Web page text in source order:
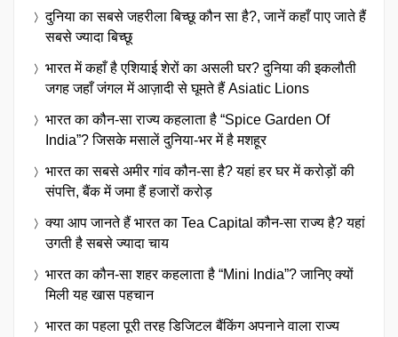
दुनिया का सबसे जहरीला बिच्छू कौन सा है?, जानें कहाँ पाए जाते हैं
सबसे ज्यादा बिच्छू
भारत में कहाँ है एशियाई शेरों का असली घर? दुनिया की इकलौती
जगह जहाँ जंगल में आज़ादी से घूमते हैं Asiatic Lions
भारत का कौन-सा राज्य कहलाता है “Spice Garden Of
India”? जिसके मसालें दुनिया-भर में है मशहूर
भारत का सबसे अमीर गांव कौन-सा है? यहां हर घर में करोड़ों की
संपत्ति, बैंक में जमा हैं हजारों करोड़
क्या आप जानते हैं भारत का Tea Capital कौन-सा राज्य है? यहां
उगती है सबसे ज्यादा चाय
भारत का कौन-सा शहर कहलाता है “Mini India”? जानिए क्यों
मिली यह खास पहचान
भारत का पहला पूरी तरह डिजिटल बैंकिंग अपनाने वाला राज्य